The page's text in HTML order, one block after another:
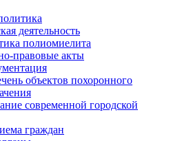
деятельность
полиомиелита
правовые акты
объектов похоронного
современной городской
граждан